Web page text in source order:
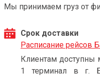
Мы принимаем груз от
Срок доставки
Расписание рейсов
Клиентам доступны
1 терминал в г.